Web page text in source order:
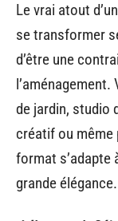
Le vrai atout
se transformer
d’être une
de jardin, studio
créatif ou
format s’adapte
grande élégance.